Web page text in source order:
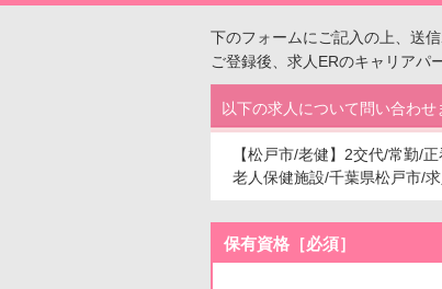
下のフォームにご記入の上、送
ご登録後、求人ERのキャリアパ
以下の求人について問い合わせ
【松戸市/老健】2交代/常勤/
老人保健施設/千葉県松戸市/
保有資格［必須］